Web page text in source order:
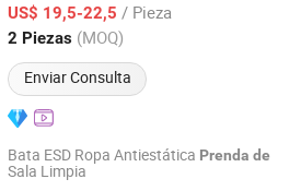
Kimono Abaya y Prenda
Personalizada
US$ 19,5-22,5 / Pieza
2 Piezas (MOQ)
Enviar Consulta
Desde 2025
Bata ESD Ropa Antiestática Prenda de
Sala Limpia&Technology Co.,Ltd